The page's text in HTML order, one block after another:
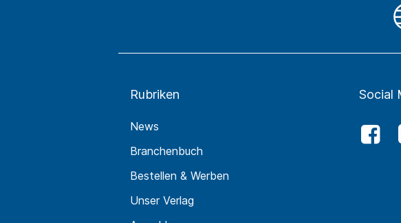
Rubriken
News
Branchenbuch
Bestellen & Werben
Unser Verlag
Social